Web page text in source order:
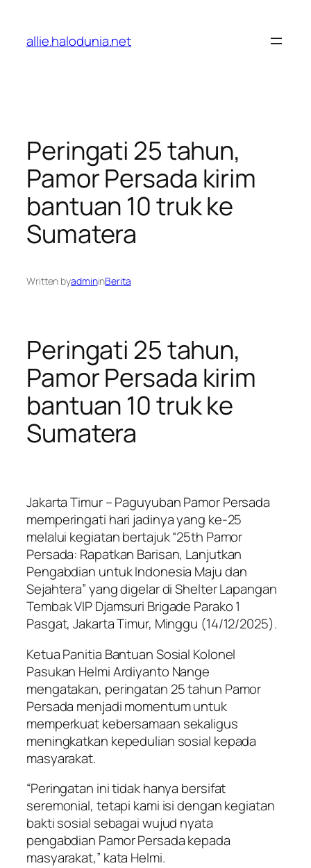
konten
allie.halodunia.net
Peringati 25 tahun,
Pamor Persada kirim
bantuan 10 truk ke
Sumatera
Written byadmininBerita
Peringati 25 tahun,
Pamor Persada kirim
bantuan 10 truk ke
Sumatera
Jakarta Timur – Paguyuban Pamor Persada
memperingati hari jadinya yang ke-25
melalui kegiatan bertajuk “25th Pamor
Persada: Rapatkan Barisan, Lanjutkan
Pengabdian untuk Indonesia Maju dan
Sejahtera” yang digelar di Shelter Lapangan
Tembak VIP Djamsuri Brigade Parako 1
Pasgat, Jakarta Timur, Minggu (14/12/2025).
Ketua Panitia Bantuan Sosial Kolonel
Pasukan Helmi Ardiyanto Nange
mengatakan, peringatan 25 tahun Pamor
Persada menjadi momentum untuk
memperkuat kebersamaan sekaligus
meningkatkan kepedulian sosial kepada
masyarakat.
“Peringatan ini tidak hanya bersifat
seremonial, tetapi kami isi dengan kegiatan
bakti sosial sebagai wujud nyata
pengabdian Pamor Persada kepada
masyarakat,” kata Helmi.